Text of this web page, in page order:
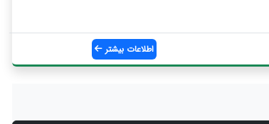
اطلاعات بیشتر